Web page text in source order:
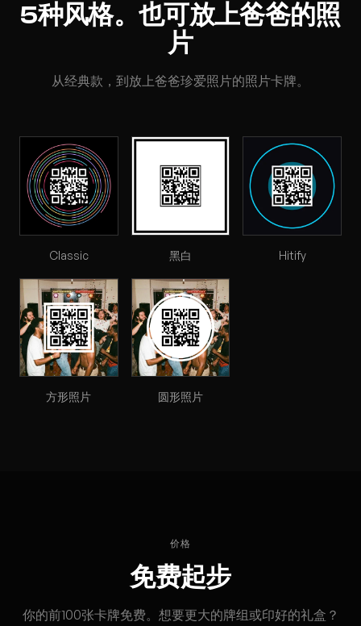
5种风格。也可放上爸爸的照
片
从经典款，到放上爸爸珍爱照片的照片卡牌。
Classic 黑白 Hitify
方形照片 圆形照片
价格
免费起步
你的前100张卡牌免费。想要更大的牌组或印好的礼盒？